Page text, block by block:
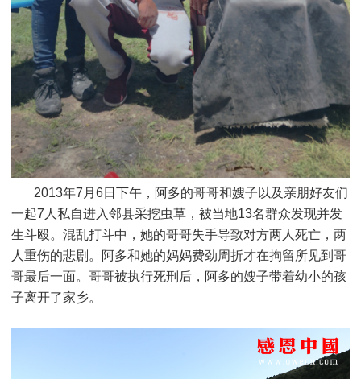
2013年7月6日下午，阿多的哥哥和嫂子以及 亲朋好友们
一起7人私自进入邻县采挖虫草，被当地13名群众发现并发
生斗殴。混乱打斗中，她的哥哥失手导致对方两人死亡，两
人重伤的悲剧。阿多和她的妈妈费劲周折才在拘留所见到哥
哥最后一面。哥哥被执行死刑后，阿多的嫂子带着幼小的孩
子离开了家乡。